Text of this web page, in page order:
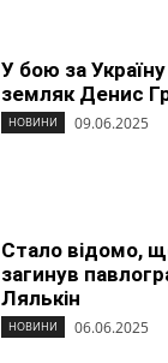
У бою за
земляк Денис
НОВИНИ 09.06.2025
Стало відомо,
загинув
Лялькін
НОВИНИ 06.06.2025